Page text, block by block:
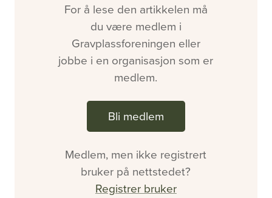
For å lese den artikkelen må
du være medlem i
Gravplassforeningen eller
jobbe i en organisasjon som er
medlem.
Bli medlem
Medlem, men ikke registrert
bruker på nettstedet?
Registrer bruker